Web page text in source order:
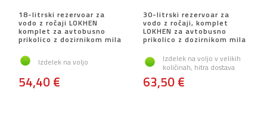
18-litrski rezervoar za
vodo z ročaji LOKHEN
komplet za avtobusno
prikolico z dozirnikom mila
Izdelek na voljo
54,40 €
30-litrski rezervoar za
vodo z ročaji, komplet
LOKHEN za avtobusno
prikolico z dozirnikom mila
Izdelek na voljo v velikih
količinah, hitra dostava
63,50 €